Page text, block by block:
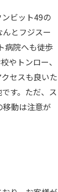
ビット49の
とフジスー
病院へも徒歩
やトンロー、
セスも良いた
す。ただ、ス
動は注意が